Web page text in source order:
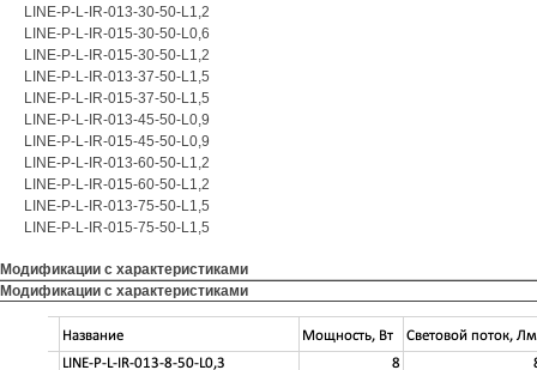
LINE-P-L-IR-013-30-50-L1,2
LINE-P-L-IR-015-30-50-L0,6
LINE-P-L-IR-015-30-50-L1,2
LINE-P-L-IR-013-37-50-L1,5
LINE-P-L-IR-015-37-50-L1,5
LINE-P-L-IR-013-45-50-L0,9
LINE-P-L-IR-015-45-50-L0,9
LINE-P-L-IR-013-60-50-L1,2
LINE-P-L-IR-015-60-50-L1,2
LINE-P-L-IR-013-75-50-L1,5
LINE-P-L-IR-015-75-50-L1,5
Модификации с характеристиками
Модификации с характеристиками